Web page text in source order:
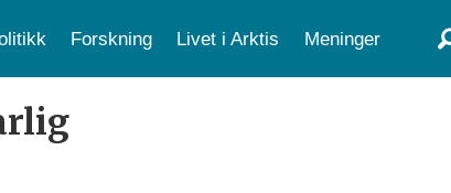
Forskning Livet i Arktis Meninger